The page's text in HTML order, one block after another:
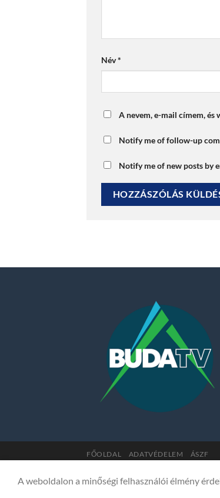
Név*
A nevem, e-mail címem, és
Notify me of follow-up
Notify me of new posts by
FŐOLDAL ADATVÉDELEM ÁSZF
SSL COMODO titkosítással védve
A weboldalon a minőségi felhasználói élmény